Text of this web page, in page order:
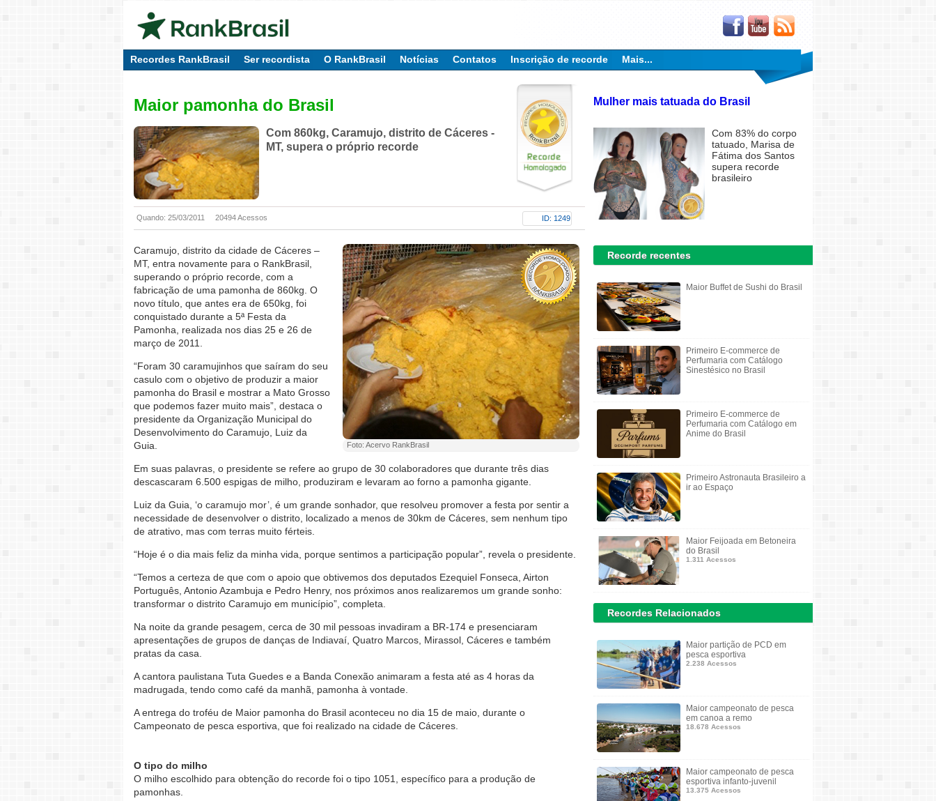
Recordes RankBrasil Ser recordista O RankBrasil Notícias Contatos Inscrição de recorde Mais...
Maior pamonha do Brasil
Com 860kg, Caramujo, distrito de Cáceres -
MT, supera o próprio recorde
Quando: 25/03/2011 20494 Acessos ID: 1249
Foto: Acervo RankBrasil
Caramujo, distrito da cidade de Cáceres –
MT, entra novamente para o RankBrasil,
superando o próprio recorde, com a
fabricação de uma pamonha de 860kg. O
novo título, que antes era de 650kg, foi
conquistado durante a 5ª Festa da
Pamonha, realizada nos dias 25 e 26 de
março de 2011.
“Foram 30 caramujinhos que saíram do seu
casulo com o objetivo de produzir a maior
pamonha do Brasil e mostrar a Mato Grosso
que podemos fazer muito mais”, destaca o
presidente da Organização Municipal do
Desenvolvimento do Caramujo, Luiz da
Guia.
Em suas palavras, o presidente se refere ao grupo de 30 colaboradores que durante três dias
descascaram 6.500 espigas de milho, produziram e levaram ao forno a pamonha gigante.
Luiz da Guia, ‘o caramujo mor’, é um grande sonhador, que resolveu promover a festa por sentir a
necessidade de desenvolver o distrito, localizado a menos de 30km de Cáceres, sem nenhum tipo
de atrativo, mas com terras muito férteis.
“Hoje é o dia mais feliz da minha vida, porque sentimos a participação popular”, revela o presidente.
“Temos a certeza de que com o apoio que obtivemos dos deputados Ezequiel Fonseca, Airton
Português, Antonio Azambuja e Pedro Henry, nos próximos anos realizaremos um grande sonho:
transformar o distrito Caramujo em município”, completa.
Na noite da grande pesagem, cerca de 30 mil pessoas invadiram a BR-174 e presenciaram
apresentações de grupos de danças de Indiavaí, Quatro Marcos, Mirassol, Cáceres e também
pratas da casa.
A cantora paulistana Tuta Guedes e a Banda Conexão animaram a festa até as 4 horas da
madrugada, tendo como café da manhã, pamonha à vontade.
A entrega do troféu de Maior pamonha do Brasil aconteceu no dia 15 de maio, durante o
Campeonato de pesca esportiva, que foi realizado na cidade de Cáceres.
O tipo do milho
O milho escolhido para obtenção do recorde foi o tipo 1051, específico para a produção de
pamonhas.
Mulher mais tatuada do Brasil
Com 83% do corpo
tatuado, Marisa de
Fátima dos Santos
supera recorde
brasileiro
Recorde recentes
Maior Buffet de Sushi do Brasil
Primeiro E-commerce de
Perfumaria com Catálogo
Sinestésico no Brasil
Primeiro E-commerce de
Perfumaria com Catálogo em
Anime do Brasil
Primeiro Astronauta Brasileiro a
ir ao Espaço
Maior Feijoada em Betoneira
do Brasil
1.311 Acessos
Recordes Relacionados
Maior partição de PCD em
pesca esportiva
2.238 Acessos
Maior campeonato de pesca
em canoa a remo
18.678 Acessos
Maior campeonato de pesca
esportiva infanto-juvenil
13.375 Acessos